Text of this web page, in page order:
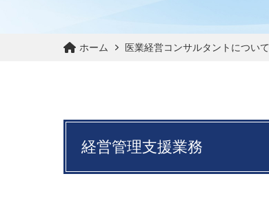
ホーム 医業経営コンサルタントについて
経営管理支援業務